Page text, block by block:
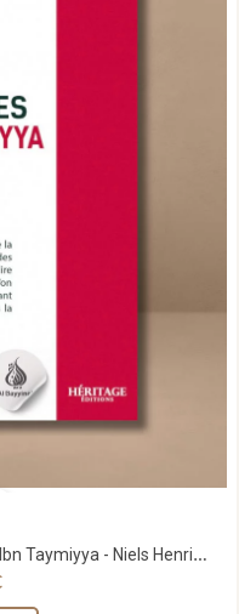
Culte des saints et pèlerinages chez Ibn Taymiyya - Niels Henrik Olesen - Héritage